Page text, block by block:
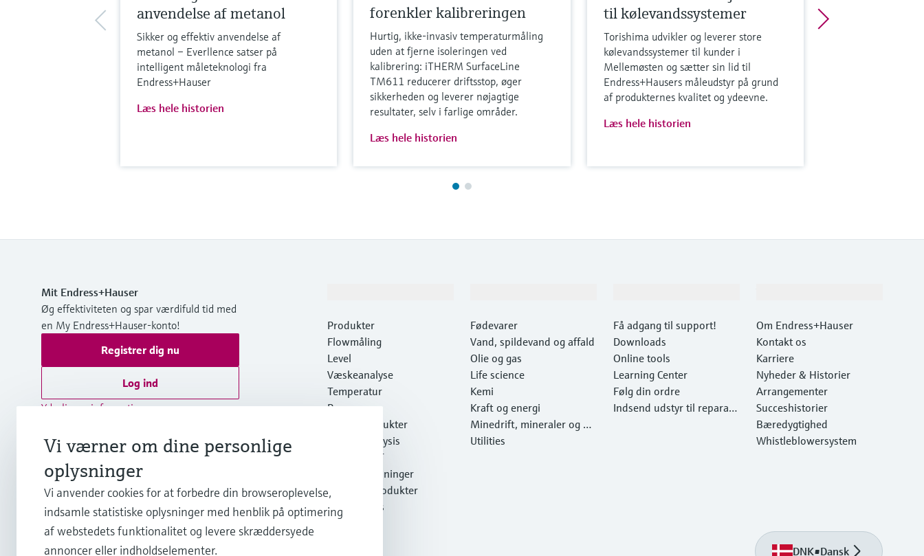
anvendelse af metanol
Sikker og effektiv anvendelse af
metanol – Everllence satser på
intelligent måleteknologi fra
Endress+Hauser
Læs hele historien
forenkler kalibreringen
Hurtig, ikke-invasiv temperaturmåling
uden at fjerne isoleringen ved
kalibrering: iTHERM SurfaceLine
TM611 reducerer driftsstop, øger
sikkerheden og leverer nøjagtige
resultater, selv i farlige områder.
Læs hele historien
til kølevandssystemer
Torishima udvikler og leverer store
kølevandssystemer til kunder i
Mellemøsten og sætter sin lid til
Endress+Hausers måleudstyr på grund
af produkternes kvalitet og ydeevne.
Læs hele historien
Mit Endress+Hauser
Øg effektiviteten og spar værdifuld tid med
en My Endress+Hauser-konto!
Registrer dig nu
Log ind
Yderligere information
Danmark
+45 70 131 132
info.dk@endress.com
Produkter
Flowmåling
Level
Væskeanalyse
Temperatur
Pressure
Systemprodukter
Optical analysis
Netilion IIoT
Softwareløsninger
Udvalgte produkter
Online tools
Services
Fødevarer
Vand, spildevand og affald
Olie og gas
Life science
Kemi
Kraft og energi
Minedrift, mineraler og m
etaller
Utilities
Få adgang til support!
Downloads
Online tools
Learning Center
Følg din ordre
Indsend udstyr til reparati
Om Endress+Hauser
Kontakt os
Karriere
Nyheder & Historier
Arrangementer
Succeshistorier
Bæredygtighed
Whistleblowersystem
DNK•Dansk
Vi værner om dine personlige
oplysninger
Vi anvender cookies for at forbedre din browseroplevelse,
indsamle statistiske oplysninger med henblik på optimering
af webstedets funktionalitet og levere skræddersyede
annoncer eller indholdselementer.